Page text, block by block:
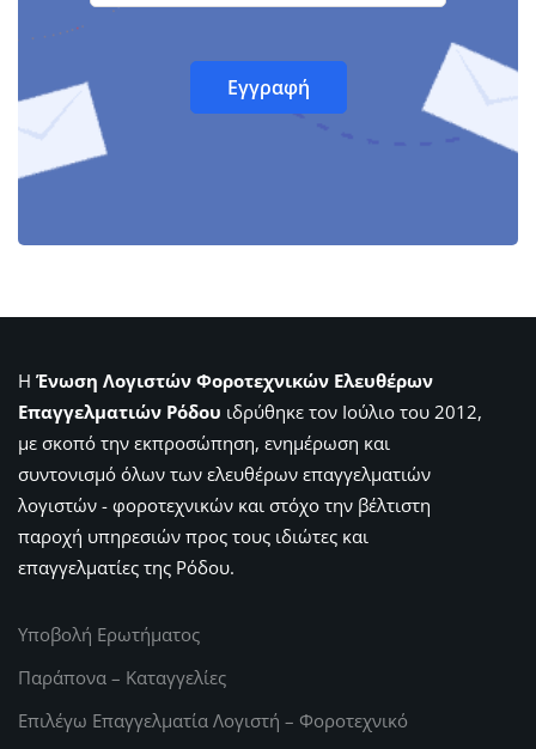
Η Ένωση Λογιστών Φοροτεχνικών Ελευθέρων
Επαγγελματιών Ρόδου ιδρύθηκε τον Ιούλιο του 2012,
με σκοπό την εκπροσώπηση, ενημέρωση και
συντονισμό όλων των ελευθέρων επαγγελματιών
λογιστών - φοροτεχνικών και στόχο την βέλτιστη
παροχή υπηρεσιών προς τους ιδιώτες και
επαγγελματίες της Ρόδου.
Υποβολή Ερωτήματος
Παράπονα – Καταγγελίες
Επιλέγω Επαγγελματία Λογιστή – Φοροτεχνικό